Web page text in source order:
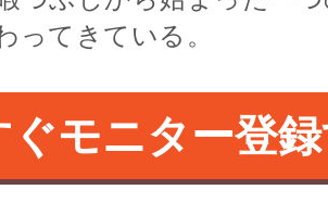
ってきている。
ぐモニター登